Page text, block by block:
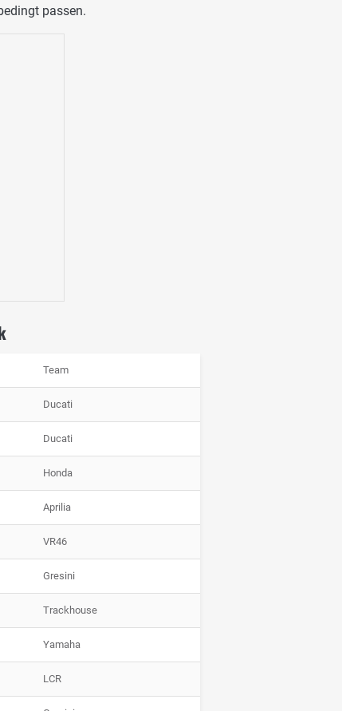
passen.
Team
Ducati
Ducati
Honda
Aprilia
VR46
Gresini
Trackhouse
Yamaha
LCR